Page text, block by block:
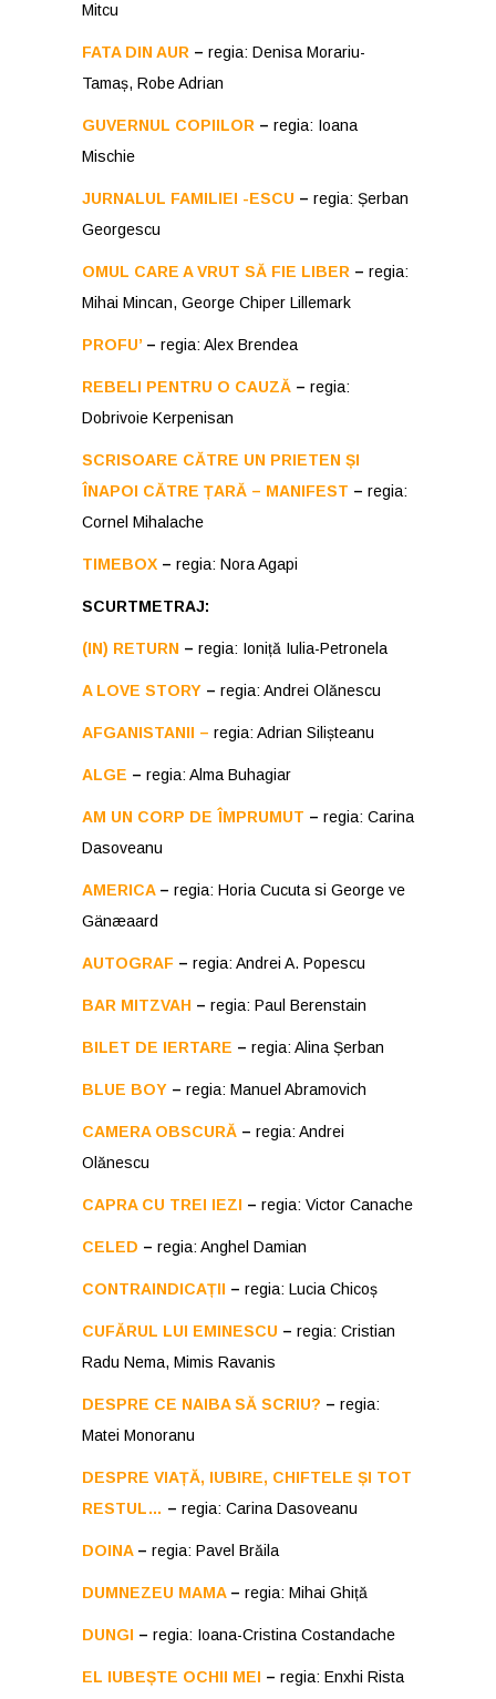
Mitcu
FATA DIN AUR – regia: Denisa Morariu-
Tamaș, Robe Adrian
GUVERNUL COPIILOR – regia: Ioana
Mischie
JURNALUL FAMILIEI -ESCU – regia: Șerban
Georgescu
OMUL CARE A VRUT SĂ FIE LIBER – regia:
Mihai Mincan, George Chiper Lillemark
PROFU’ – regia: Alex Brendea
REBELI PENTRU O CAUZĂ – regia:
Dobrivoie Kerpenisan
SCRISOARE CĂTRE UN PRIETEN ȘI
ÎNAPOI CĂTRE ȚARĂ – MANIFEST – regia:
Cornel Mihalache
TIMEBOX – regia: Nora Agapi
SCURTMETRAJ:
(IN) RETURN – regia: Ioniță Iulia-Petronela
A LOVE STORY – regia: Andrei Olănescu
AFGANISTANII – regia: Adrian Silișteanu
ALGE – regia: Alma Buhagiar
AM UN CORP DE ÎMPRUMUT – regia: Carina
Dasoveanu
AMERICA – regia: Horia Cucuta si George ve
Gänæaard
AUTOGRAF – regia: Andrei A. Popescu
BAR MITZVAH – regia: Paul Berenstain
BILET DE IERTARE – regia: Alina Șerban
BLUE BOY – regia: Manuel Abramovich
CAMERA OBSCURĂ – regia: Andrei
Olănescu
CAPRA CU TREI IEZI – regia: Victor Canache
CELED – regia: Anghel Damian
CONTRAINDICAȚII – regia: Lucia Chicoș
CUFĂRUL LUI EMINESCU – regia: Cristian
Radu Nema, Mimis Ravanis
DESPRE CE NAIBA SĂ SCRIU? – regia:
Matei Monoranu
DESPRE VIAȚĂ, IUBIRE, CHIFTELE ȘI TOT
RESTUL… – regia: Carina Dasoveanu
DOINA – regia: Pavel Brăila
DUMNEZEU MAMA – regia: Mihai Ghiță
DUNGI – regia: Ioana-Cristina Costandache
EL IUBEȘTE OCHII MEI – regia: Enxhi Rista